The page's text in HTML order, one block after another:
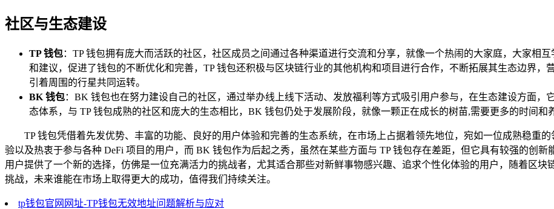
社区与生态建设
TP 钱包：TP 钱包拥有庞大而活跃的社区，社区成员之间通过各种渠道进行交流和分享，就像一个热闹的大家庭，大家相
和建议，促进了钱包的不断优化和完善，TP 钱包还积极与区块链行业的其他机构和项目进行合作，不断拓展其生态边界，
引着周围的行星共同运转。
BK 钱包：BK 钱包也在努力建设自己的社区，通过举办线上线下活动、发放福利等方式吸引用户参与，在生态建设方面
态体系，与 TP 钱包成熟的社区和庞大的生态相比，BK 钱包仍处于发展阶段，就像一颗正在成长的树苗,需要更多的时间和
TP 钱包凭借着先发优势、丰富的功能、良好的用户体验和完善的生态系统，在市场上占据着领先地位，宛如一位成熟稳重
验以及热衷于参与各种 DeFi 项目的用户，而 BK 钱包作为后起之秀，虽然在某些方面与 TP 钱包存在差距，但它具有较强的创
用户提供了一个新的选择，仿佛是一位充满活力的挑战者，尤其适合那些对新鲜事物感兴趣、追求个性化体验的用户，随着区块
挑战，未来谁能在市场上取得更大的成功，值得我们持续关注。
tp钱包官网网址-TP钱包无效地址问题解析与应对